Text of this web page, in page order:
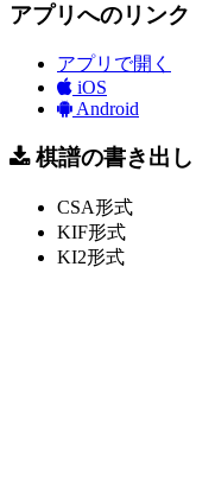
アプリへのリンク
アプリで開く
iOS
Android
棋譜の書き出し
CSA形式
KIF形式
KI2形式